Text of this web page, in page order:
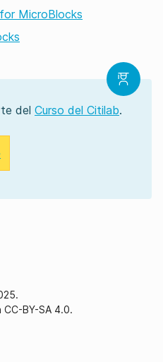
MicroBlocks
del Curso del Citilab.
BY-SA 4.0.